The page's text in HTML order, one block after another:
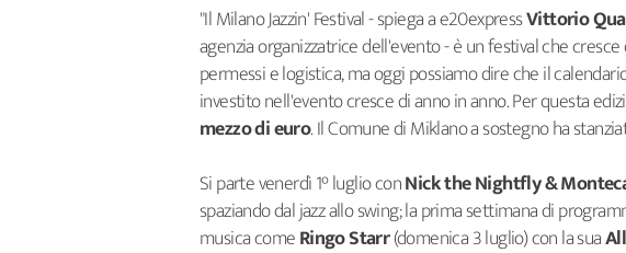
"Il Milano Jazzin' Festival - spiega a e20expressVittorio
agenzia organizzatrice dell'evento - è un festival che
permessi e logistica, ma oggi possiamo dire che il
investito nell'evento cresce di anno in anno. Per questa
mezzo di euro. Il Comune di Miklano a sostegno ha
Si parte venerdì 1° luglio conNick the Nightfly &
spaziando dal jazz allo swing; la prima settimana di
musica comeRingo Starr(domenica 3 luglio) con la sua